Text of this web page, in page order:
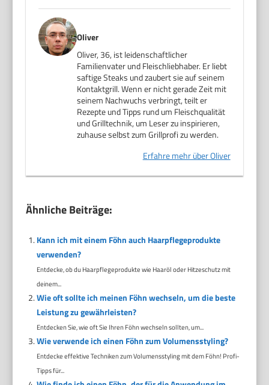
Oliver
Oliver, 36, ist leidenschaftlicher
Familienvater und Fleischliebhaber. Er liebt
saftige Steaks und zaubert sie auf seinem
Kontaktgrill. Wenn er nicht gerade Zeit mit
seinem Nachwuchs verbringt, teilt er
Rezepte und Tipps rund um Fleischqualität
und Grilltechnik, um Leser zu inspirieren,
zuhause selbst zum Grillprofi zu werden.
Erfahre mehr über Oliver
Ähnliche Beiträge:
Kann ich mit einem Föhn auch Haarpflegeprodukte
verwenden?
Entdecke, ob du Haarpflegeprodukte wie Haaröl oder Hitzeschutz mit
deinem...
Wie oft sollte ich meinen Föhn wechseln, um die beste
Leistung zu gewährleisten?
Entdecken Sie, wie oft Sie Ihren Föhn wechseln sollten, um...
Wie verwende ich einen Föhn zum Volumensstyling?
Entdecke effektive Techniken zum Volumensstyling mit dem Föhn! Profi-
Tipps für...